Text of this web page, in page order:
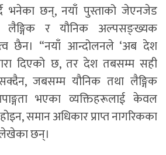
भनेका छन्, नयाँ पुस्ताको जेएनजेड
लैङ्गिक र यौनिक अल्पसङ्ख्यक
छैन। “नयाँ आन्दोलनले ‘अब देश
दिएको छ, तर देश तबसम्म सही
जबसम्म यौनिक तथा लैङ्गिक
भएका व्यक्तिहरूलाई केवल
समान अधिकार प्राप्त नागरिकका
छन्।